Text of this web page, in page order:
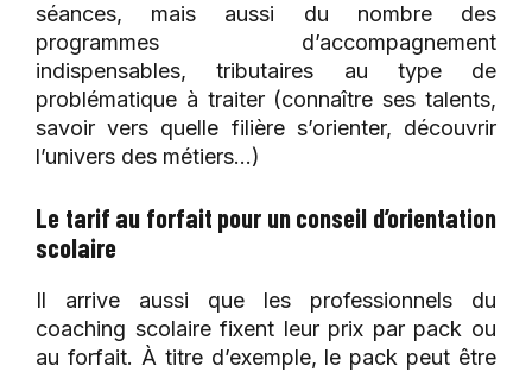
séances, mais aussi du nombre des
programmes d’accompagnement
indispensables, tributaires au type de
problématique à traiter (connaître ses talents,
savoir vers quelle filière s’orienter, découvrir
l’univers des métiers…)
Le tarif au forfait pour un conseil d’orientation
scolaire
Il arrive aussi que les professionnels du
coaching scolaire fixent leur prix par pack ou
au forfait. À titre d’exemple, le pack peut être